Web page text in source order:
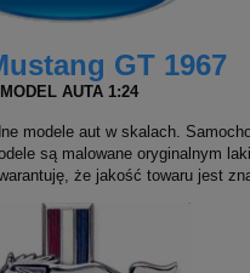
GT 1967
MODEL AUTA 1:24
modele aut w skalach.
są malowane oryginalnym
że jakość towaru jest